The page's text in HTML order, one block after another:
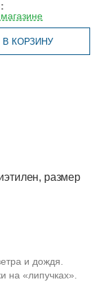
В КОРЗИНУ
размер
и дождя.
на «липучках».